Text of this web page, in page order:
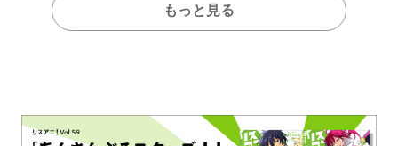
もっと見る